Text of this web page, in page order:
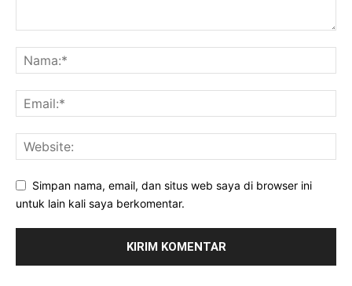
Simpan nama, email, dan situs web saya di browser ini
untuk lain kali saya berkomentar.